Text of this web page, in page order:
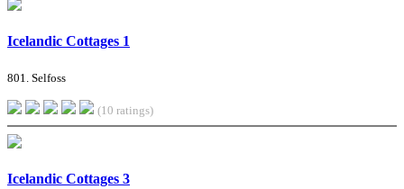
Icelandic Cottages 1
801. Selfoss
(10 ratings)
Icelandic Cottages 3